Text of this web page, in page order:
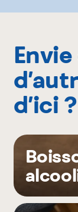
d’ici ?